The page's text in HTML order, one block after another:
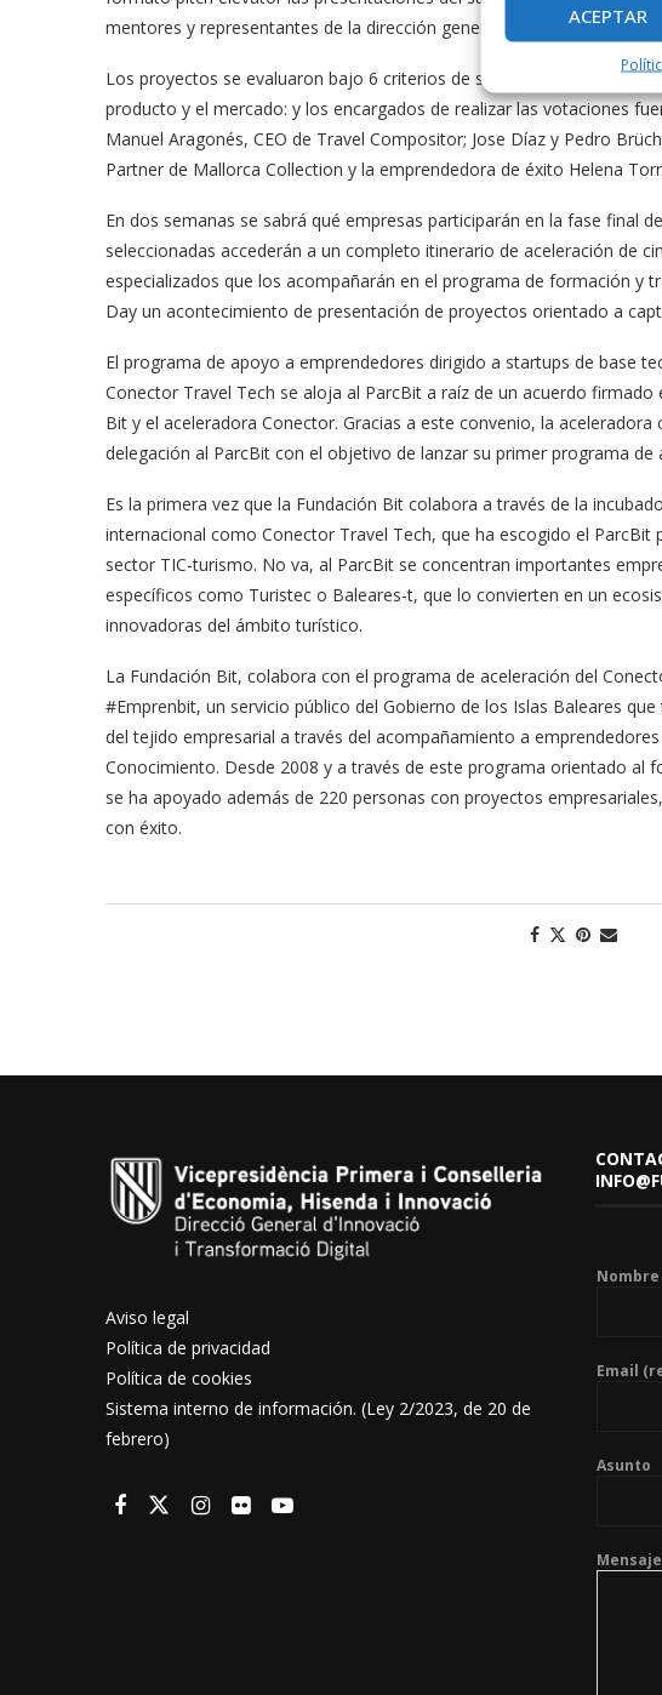
ACEPTAR
mentores y representantes de la dirección general de Innovación y
Los proyectos se evaluaron bajo 6 criterios de selección: el líder, el
producto y el mercado: y los encargados de realizar las votaciones
Manuel Aragonés, CEO de Travel Compositor; Jose Díaz y Pedro
Partner de Mallorca Collection y la emprendedora de éxito Helena
En dos semanas se sabrá qué empresas participarán en la fase final
seleccionadas accederán a un completo itinerario de aceleración de
especializados que los acompañarán en el programa de formación y
Day un acontecimiento de presentación de proyectos orientado a
El programa de apoyo a emprendedores dirigido a startups de base
Conector Travel Tech se aloja al ParcBit a raíz de un acuerdo
Bit y el aceleradora Conector. Gracias a este convenio, la
delegación al ParcBit con el objetivo de lanzar su primer programa
Es la primera vez que la Fundación Bit colabora a través de la
internacional como Conector Travel Tech, que ha escogido el
sector TIC-turismo. No va, al ParcBit se concentran importantes
específicos como Turistec o Baleares-t, que lo convierten en un
innovadoras del ámbito turístico.
La Fundación Bit, colabora con el programa de aceleración del
#Emprenbit, un servicio público del Gobierno de los Islas Baleares
del tejido empresarial a través del acompañamiento a
Conocimiento. Desde 2008 y a través de este programa orientado al
se ha apoyado además de 220 personas con proyectos
con éxito.
Aviso legal
Política de privacidad
Política de cookies
Sistema interno de información. (Ley 2/2023, de 20 de
febrero)
Email
Asunto
Mensaje